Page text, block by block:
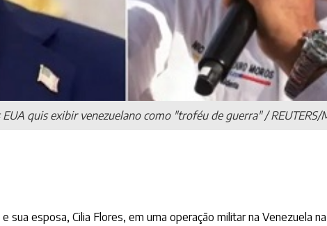
quis exibir venezuelano como "troféu de guerra" /
esposa, Cilia Flores, em uma operação militar na Venezuela